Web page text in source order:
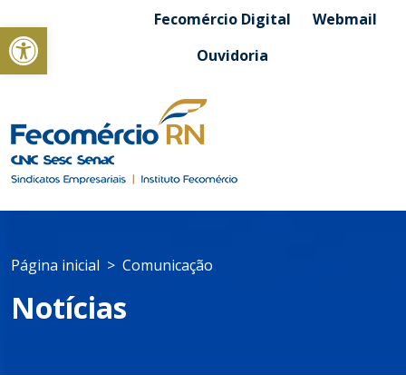
Abrir a barra de ferramentasFecomércio Digital
Webmail
Ouvidoria
Página inicial Comunicação
Notícias